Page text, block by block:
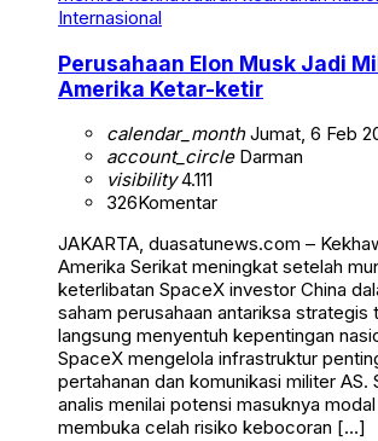
Internasional
Perusahaan Elon Musk Jadi
Amerika Ketar-ketir
calendar_monthJumat, 6 Feb
account_circleDarman
visibility4.111
326Komentar
JAKARTA, duasatunews.com –
Amerika Serikat meningkat setelah
keterlibatan SpaceX investor China
saham perusahaan antariksa strategis
langsung menyentuh kepentingan
SpaceX mengelola infrastruktur
pertahanan dan komunikasi militer AS.
analis menilai potensi masuknya
membuka celah risiko kebocoran […]